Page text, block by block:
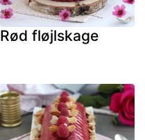
Rød fløjlskage